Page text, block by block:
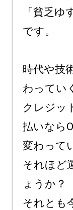
「貧乏
です。
時代や技
わってい
クレジッ
払いなら
変わって
それほど
ょうか？
それとも